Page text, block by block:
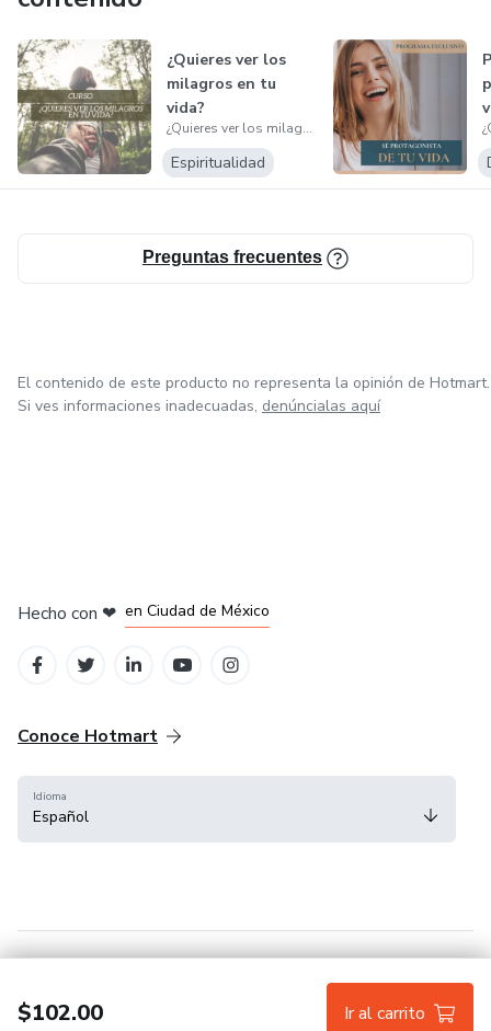
¿Quieres ver los
milagros en tu
vida?
¿Quieres ver los milagros en tu vida?
Espiritualidad
Preguntas frecuentes
$102.00 Ir al carrito
El contenido de este producto no representa la opinión de Hotmart.
Si ves informaciones inadecuadas, denúncialas aquí
Hecho con ❤ en Ciudad de México
Conoce Hotmart
Idioma
Español